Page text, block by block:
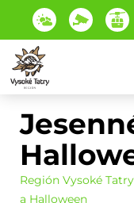
Región Vysoké Tatry
a Halloween